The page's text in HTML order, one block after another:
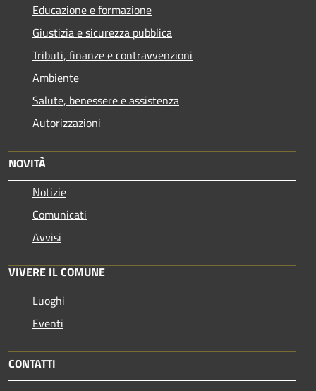
Educazione e formazione
Giustizia e sicurezza pubblica
Tributi, finanze e contravvenzioni
Ambiente
Salute, benessere e assistenza
Autorizzazioni
NOVITÀ
Notizie
Comunicati
Avvisi
VIVERE IL COMUNE
Luoghi
Eventi
CONTATTI